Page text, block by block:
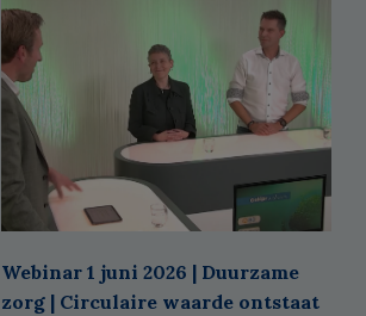
Webinar 1 juni 2026 | Duurzame
zorg | Circulaire waarde ontstaat